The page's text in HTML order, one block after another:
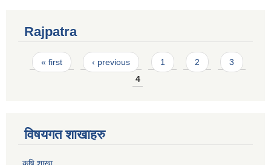
Rajpatra
Pages
« first ‹ previous 1 2
3
4
विषयगत शाखाहरु
कृषि शाखा